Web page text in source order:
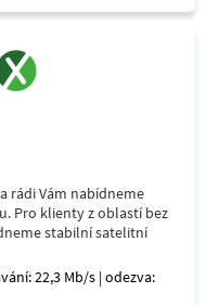
rádi Vám nabídneme
Pro klienty z oblastí bez
stabilní satelitní
22,3 Mb/s | odezva: